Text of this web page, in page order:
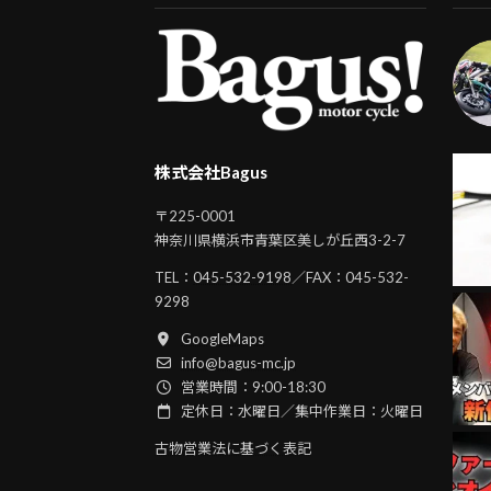
株式会社Bagus
〒225-0001
神奈川県横浜市青葉区美しが丘西3-2-7
TEL： 045-532-9198／FAX：045-532-
9298
GoogleMaps
info@bagus-mc.jp
営業時間：9:00-18:30
定休日：水曜日／集中作業日：火曜日
古物営業法に基づく表記